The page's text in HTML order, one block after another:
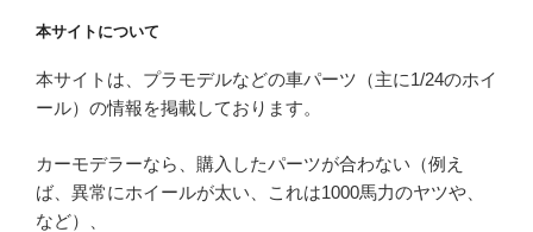
本サイトについて
本サイトは、プラモデルなどの車パーツ（主に1/24のホイ
ール）の情報を掲載しております。
カーモデラーなら、購入したパーツが合わない（例え
ば、異常にホイールが太い、これは1000馬力のヤツや、
など）、